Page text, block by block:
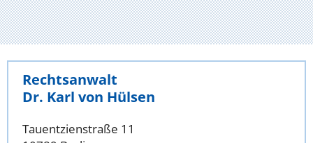
Rechtsanwalt
Dr. Karl von Hülsen
Tauentzienstraße 11